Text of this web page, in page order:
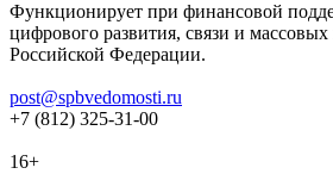
Функционирует при финансовой
цифрового развития, связи и
Российской Федерации.
post@spbvedomosti.ru
+7 (812) 325-31-00
16+